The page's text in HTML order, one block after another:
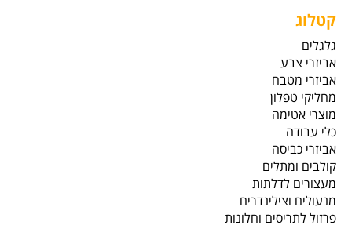
קטלוג
גלגלים
אביזרי צבע
אביזרי מטבח
מחליקי טפלון
מוצרי אטימה
כלי עבודה
אביזרי כביסה
קולבים ומתלים
מעצורים לדלתות
מנעולים וצילינדרים
פרזול לתריסים וחלונות